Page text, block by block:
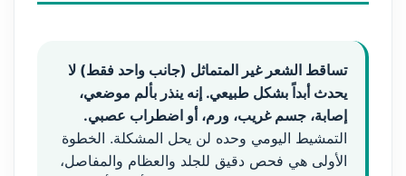
تساقط الشعر غير المتماثل (جانب واحد فقط) لا
يحدث أبداً بشكل طبيعي. إنه ينذر بألم موضعي،
إصابة، جسم غريب، ورم، أو اضطراب عصبي.
التمشيط اليومي وحده لن يحل المشكلة. الخطوة
الأولى هي فحص دقيق للجلد والعظام والمفاصل،